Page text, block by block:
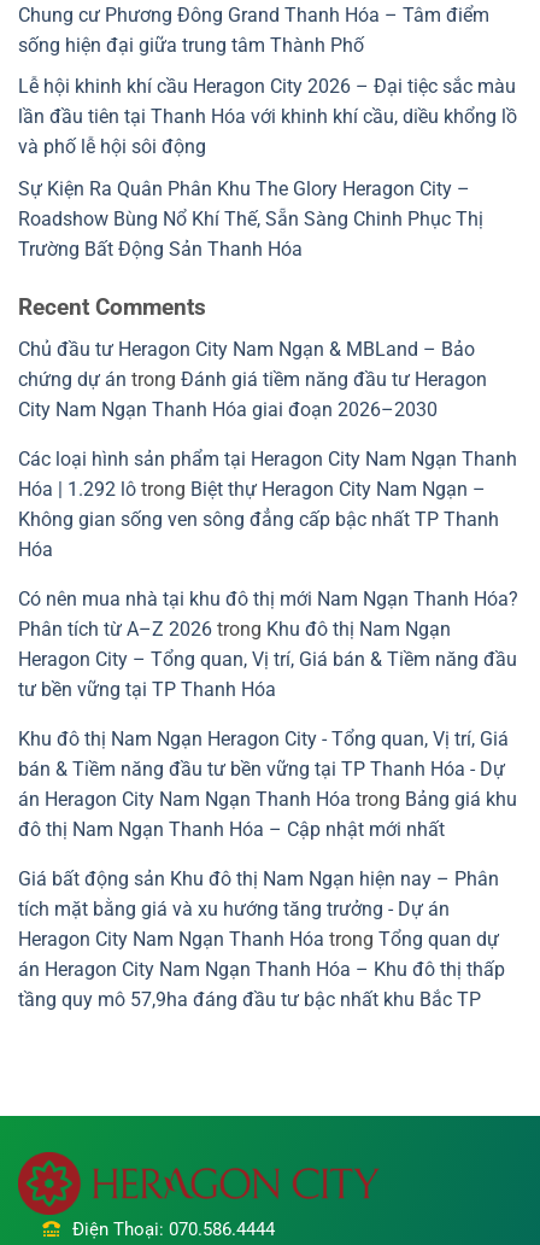
Chung cư Phương Đông Grand Thanh Hóa – Tâm điểm
sống hiện đại giữa trung tâm Thành Phố
Lễ hội khinh khí cầu Heragon City 2026 – Đại tiệc sắc màu
lần đầu tiên tại Thanh Hóa với khinh khí cầu, diều khổng lồ
và phố lễ hội sôi động
Sự Kiện Ra Quân Phân Khu The Glory Heragon City –
Roadshow Bùng Nổ Khí Thế, Sẵn Sàng Chinh Phục Thị
Trường Bất Động Sản Thanh Hóa
Recent Comments
Chủ đầu tư Heragon City Nam Ngạn & MBLand – Bảo
chứng dự án trong Đánh giá tiềm năng đầu tư Heragon
City Nam Ngạn Thanh Hóa giai đoạn 2026–2030
Các loại hình sản phẩm tại Heragon City Nam Ngạn Thanh
Hóa | 1.292 lô trong Biệt thự Heragon City Nam Ngạn –
Không gian sống ven sông đẳng cấp bậc nhất TP Thanh
Hóa
Có nên mua nhà tại khu đô thị mới Nam Ngạn Thanh Hóa?
Phân tích từ A–Z 2026 trong Khu đô thị Nam Ngạn
Heragon City – Tổng quan, Vị trí, Giá bán & Tiềm năng đầu
tư bền vững tại TP Thanh Hóa
Khu đô thị Nam Ngạn Heragon City - Tổng quan, Vị trí, Giá
bán & Tiềm năng đầu tư bền vững tại TP Thanh Hóa - Dự
án Heragon City Nam Ngạn Thanh Hóa trong Bảng giá khu
đô thị Nam Ngạn Thanh Hóa – Cập nhật mới nhất
Giá bất động sản Khu đô thị Nam Ngạn hiện nay – Phân
tích mặt bằng giá và xu hướng tăng trưởng - Dự án
Heragon City Nam Ngạn Thanh Hóa trong Tổng quan dự
án Heragon City Nam Ngạn Thanh Hóa – Khu đô thị thấp
tầng quy mô 57,9ha đáng đầu tư bậc nhất khu Bắc TP
Điện Thoại: 070.586.4444